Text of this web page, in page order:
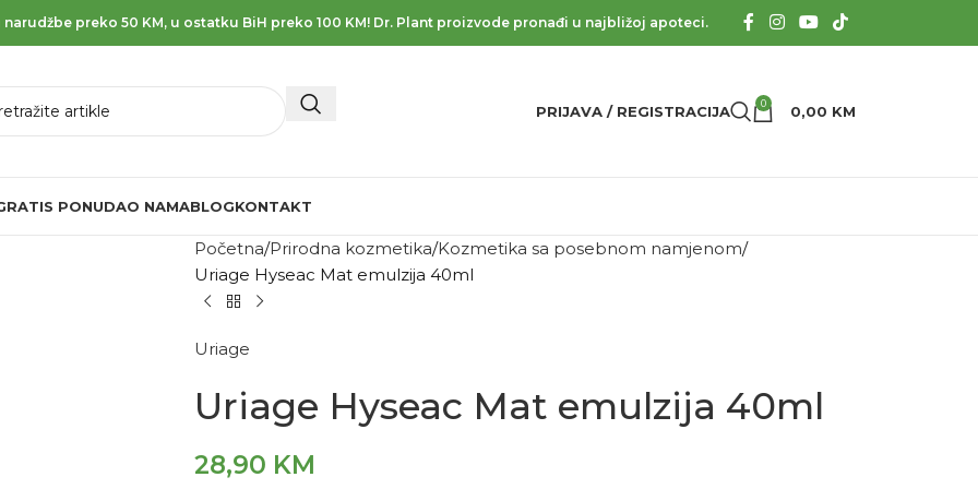
preko 50 KM, u ostatku BiH preko 100 KM! Dr. Plant proizvode pronađi u najbližoj apoteci.
PRIJAVA / REGISTRACIJA 0 0,00 KM
PONUDAO NAMABLOGKONTAKT
Početna Prirodna kozmetika Kozmetika sa posebnom namjenom
Uriage Hyseac Mat emulzija 40ml
Uriage
Uriage Hyseac Mat emulzija 40ml
28,90 KM